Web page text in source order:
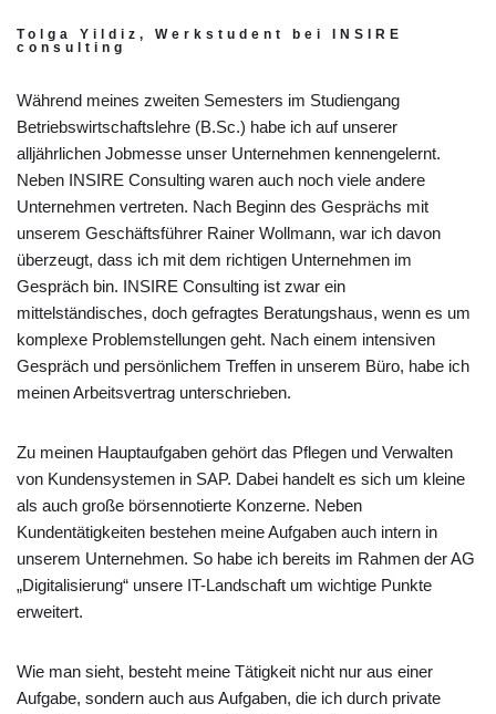
Tolga Yildiz, Werkstudent bei INSIRE
consulting
Während meines zweiten Semesters im Studiengang
Betriebswirtschaftslehre (B.Sc.) habe ich auf unserer
alljährlichen Jobmesse unser Unternehmen kennengelernt.
Neben INSIRE Consulting waren auch noch viele andere
Unternehmen vertreten. Nach Beginn des Gesprächs mit
unserem Geschäftsführer Rainer Wollmann, war ich davon
überzeugt, dass ich mit dem richtigen Unternehmen im
Gespräch bin. INSIRE Consulting ist zwar ein
mittelständisches, doch gefragtes Beratungshaus, wenn es um
komplexe Problemstellungen geht. Nach einem intensiven
Gespräch und persönlichem Treffen in unserem Büro, habe ich
meinen Arbeitsvertrag unterschrieben.
Zu meinen Hauptaufgaben gehört das Pflegen und Verwalten
von Kundensystemen in SAP. Dabei handelt es sich um kleine
als auch große börsennotierte Konzerne. Neben
Kundentätigkeiten bestehen meine Aufgaben auch intern in
unserem Unternehmen. So habe ich bereits im Rahmen der AG
„Digitalisierung“ unsere IT-Landschaft um wichtige Punkte
erweitert.
Wie man sieht, besteht meine Tätigkeit nicht nur aus einer
Aufgabe, sondern auch aus Aufgaben, die ich durch private